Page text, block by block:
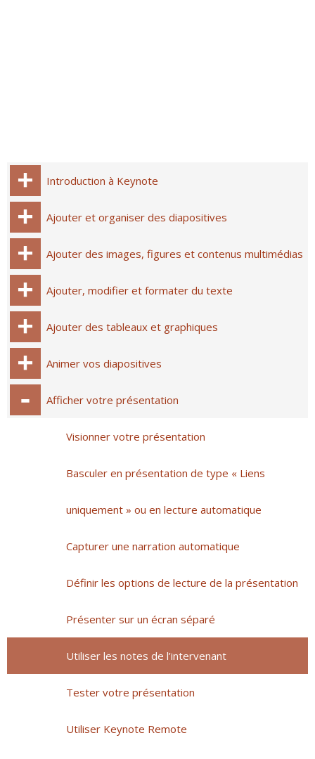
Introduction à Keynote
Ajouter et organiser des diapositives
Ajouter des images, figures et contenus multimédias
Ajouter, modifier et formater du texte
Ajouter des tableaux et graphiques
Animer vos diapositives
Afficher votre présentation
Visionner votre présentation
Basculer en présentation de type « Liens
uniquement » ou en lecture automatique
Capturer une narration automatique
Définir les options de lecture de la présentation
Présenter sur un écran séparé
Utiliser les notes de l’intervenant
Tester votre présentation
Utiliser Keynote Remote